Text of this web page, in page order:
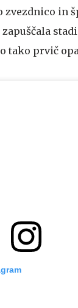
zvezdnico in
tako prvič